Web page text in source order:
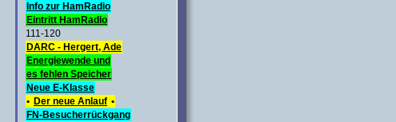
Info zur HamRadio
Eintritt HamRadio
111-120
DARC - Hergert, Ade
Energiewende und
es fehlen Speicher
Neue E-Klasse
• Der neue Anlauf •
FN-Besucherrückgang